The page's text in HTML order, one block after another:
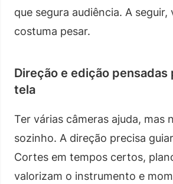
que segura audiência. A seguir,
costuma pesar.
Direção e edição pensadas
tela
Ter várias câmeras ajuda, mas
sozinho. A direção precisa
Cortes em tempos certos,
valorizam o instrumento e